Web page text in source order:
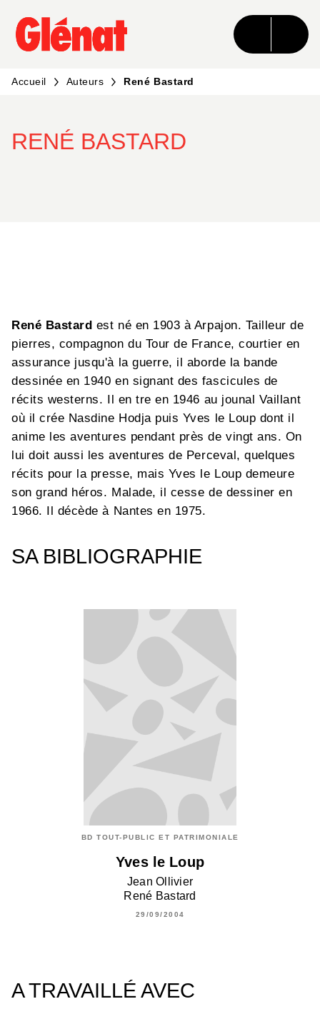
MENU RECHERCHE CONTENU
PIED DE PAGE
Accueil Auteurs René Bastard
RENÉ BASTARD
René Bastard est né en 1903 à Arpajon. Tailleur de
pierres, compagnon du Tour de France, courtier en
assurance jusqu'à la guerre, il aborde la bande
dessinée en 1940 en signant des fascicules de
récits westerns. Il en tre en 1946 au jounal Vaillant
où il crée Nasdine Hodja puis Yves le Loup dont il
anime les aventures pendant près de vingt ans. On
lui doit aussi les aventures de Perceval, quelques
récits pour la presse, mais Yves le Loup demeure
son grand héros. Malade, il cesse de dessiner en
1966. Il décède à Nantes en 1975.
SA BIBLIOGRAPHIE
BD TOUT-PUBLIC ET PATRIMONIALE
Yves le Loup
Jean Ollivier
René Bastard
29/09/2004
A TRAVAILLÉ AVEC